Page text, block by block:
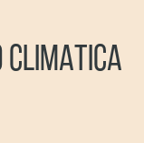
CLIMATICA